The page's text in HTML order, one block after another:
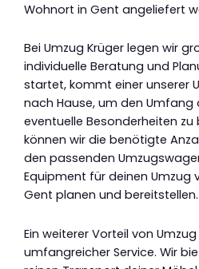
Wohnort in Gent angeliefert
Bei Umzug Krüger legen wir
individuelle Beratung und
startet, kommt einer unserer
nach Hause, um den Umfang
eventuelle Besonderheiten
können wir die benötigte
den passenden
Equipment für deinen Umzug
Gent planen und bereitstellen.
Ein weiterer Vorteil von
umfangreicher Service. Wir